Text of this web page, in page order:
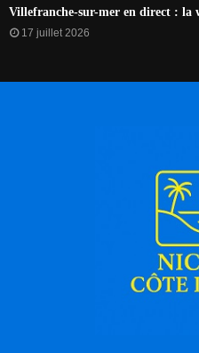
Villefranche-sur-mer en direct : la
17 juillet 2026